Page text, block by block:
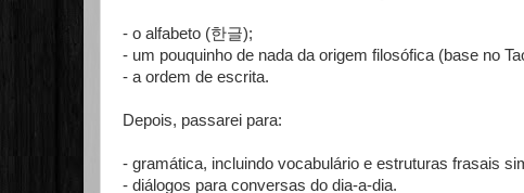
- o alfabeto (한글);
- um pouquinho de nada da origem filosófica (base no
- a ordem de escrita.
Depois, passarei para:
- gramática, incluindo vocabulário e estruturas frasais
- diálogos para conversas do dia-a-dia.